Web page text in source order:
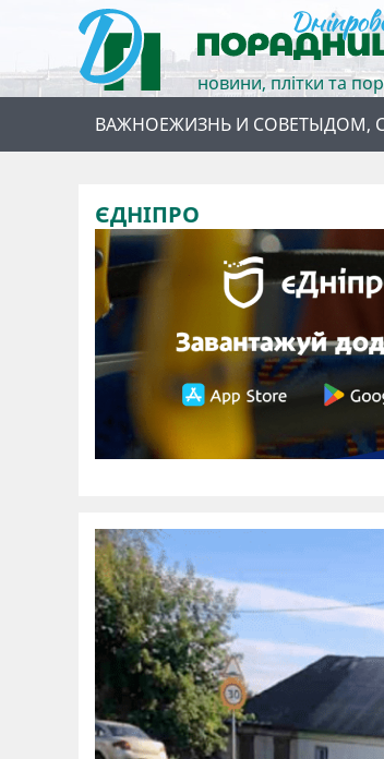
новини, плітки та
ВАЖНОЕЖИЗНЬ И СОВЕТЫДОМ,
ЄДНІПРО